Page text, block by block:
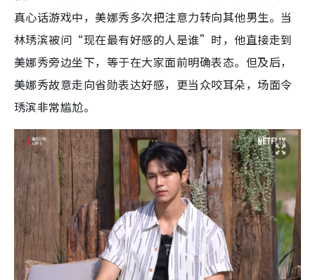
真心话游戏中，美娜秀多次把注意力转向其他男生。当
林琇滨被问“现在最有好感的人是谁”时，他直接走到
美娜秀旁边坐下，等于在大家面前明确表态。但及后，
美娜秀故意走向省勋表达好感，更当众咬耳朵，场面令
琇滨非常尴尬。